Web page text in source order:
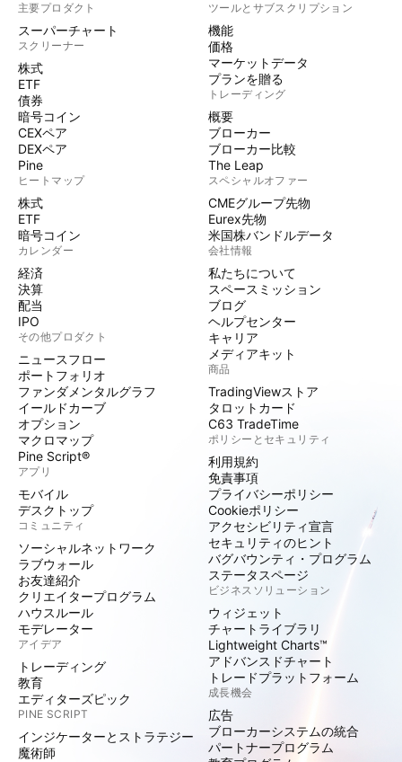
主要プロダクト
スーパーチャート
スクリーナー
株式
ETF
債券
暗号コイン
CEXペア
DEXペア
Pine
ヒートマップ
株式
ETF
暗号コイン
カレンダー
経済
決算
配当
IPO
その他プロダクト
ニュースフロー
ポートフォリオ
ファンダメンタルグラフ
イールドカーブ
オプション
マクロマップ
Pine Script®
アプリ
モバイル
デスクトップ
コミュニティ
ソーシャルネットワーク
ラブウォール
お友達紹介
クリエイタープログラム
ハウスルール
モデレーター
アイデア
トレーディング
教育
エディターズピック
PINE SCRIPT
インジケーターとストラテジー
魔術師
ツールとサブスクリプション
機能
価格
マーケットデータ
プランを贈る
トレーディング
概要
ブローカー
ブローカー比較
The Leap
スペシャルオファー
CMEグループ先物
Eurex先物
米国株バンドルデータ
会社情報
私たちについて
スペースミッション
ブログ
ヘルプセンター
キャリア
メディアキット
商品
TradingViewストア
タロットカード
C63 TradeTime
ポリシーとセキュリティ
利用規約
免責事項
プライバシーポリシー
Cookieポリシー
アクセシビリティ宣言
セキュリティのヒント
バグバウンティ・プログラム
ステータスページ
ビジネスソリューション
ウィジェット
チャートライブラリ
Lightweight Charts™
アドバンスドチャート
トレードプラットフォーム
成長機会
広告
ブローカーシステムの統合
パートナープログラム